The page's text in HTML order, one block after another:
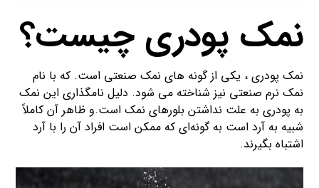
نمک پودری چیست؟
نمک پودری ، یکی از گونه های نمک صنعتی است. که با نام
نمک نرم صنعتی نیز شناخته می شود. دلیل نامگذاری این نمک
به پودری به علت نداشتن بلورهای نمک است.و ظاهر آن کاملاً
شبیه به آرد است به گونه‌ای که ممکن است افراد آن را با آرد
اشتباه بگیرند.